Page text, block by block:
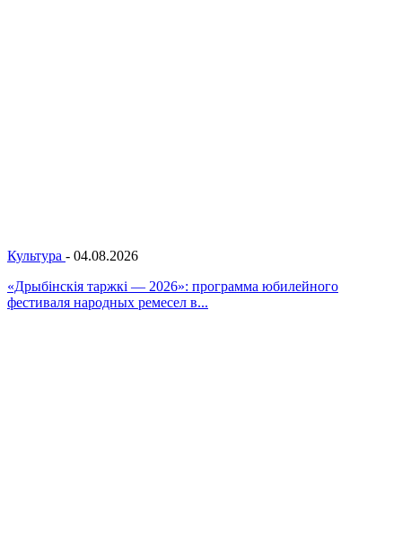
Культура - 04.08.2026
«Дрыбінскія таржкі — 2026»: программа юбилейного
фестиваля народных ремесел в...